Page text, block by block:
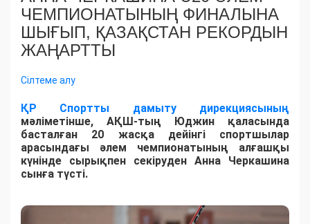
ЧЕМПИОНАТЫНЫҢ ФИНАЛЫНА
ШЫҒЫП, ҚАЗАҚСТАН РЕКОРДЫН
ЖАҢАРТТЫ
Сілтеме алу
ҚР Спортты дамыту дирекциясының
мәліметінше, АҚШ-тың Юджин қаласында
басталған 20 жасқа дейінгі спортшылар
арасындағы әлем чемпионатының алғашқы
күнінде сырықпен секіруден Анна Черкашина
сынға түсті.